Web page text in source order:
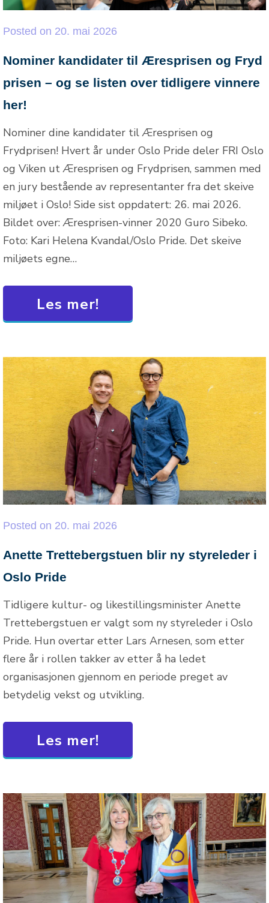
Posted on 20. mai 2026
Nominer kandidater til Æresprisen og Fryd
prisen – og se listen over tidligere vinnere
her!
Nominer dine kandidater til Æresprisen og
Frydprisen! Hvert år under Oslo Pride deler FRI Oslo
og Viken ut Æresprisen og Frydprisen, sammen med
en jury bestående av representanter fra det skeive
miljøet i Oslo! Side sist oppdatert: 26. mai 2026.
Bildet over: Æresprisen-vinner 2020 Guro Sibeko.
Foto: Kari Helena Kvandal/Oslo Pride. Det skeive
miljøets egne…
Les mer!
Posted on 20. mai 2026
Anette Trettebergstuen blir ny styreleder i
Oslo Pride
Tidligere kultur- og likestillingsminister Anette
Trettebergstuen er valgt som ny styreleder i Oslo
Pride. Hun overtar etter Lars Arnesen, som etter
flere år i rollen takker av etter å ha ledet
organisasjonen gjennom en periode preget av
betydelig vekst og utvikling.
Les mer!